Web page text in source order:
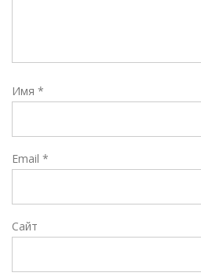
Имя *
Email *
Сайт